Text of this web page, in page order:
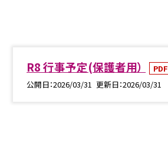
R8 行事予定(保護者用）
PDF
公開日 2026/03/31 更新日 2026/03/31